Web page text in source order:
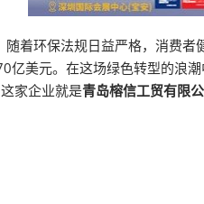
着环保法规日益严格，消费
美元。在这场绿色转型的浪
家企业就是青岛榕信工贸有限